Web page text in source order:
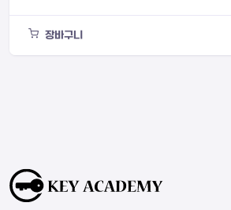
장바구니